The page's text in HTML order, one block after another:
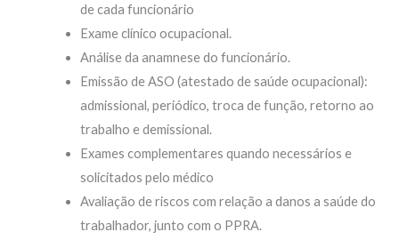
de cada funcionário
Exame clínico ocupacional.
Análise da anamnese do funcionário.
Emissão de ASO (atestado de saúde ocupacional):
admissional, periódico, troca de função, retorno ao
trabalho e demissional.
Exames complementares quando necessários e
solicitados pelo médico
Avaliação de riscos com relação a danos a saúde do
trabalhador, junto com o PPRA.